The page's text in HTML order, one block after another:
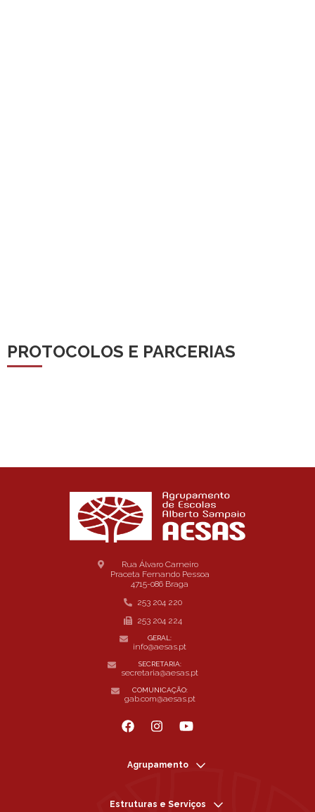
PROTOCOLOS E PARCERIAS
Rua Álvaro Carneiro
Praceta Fernando Pessoa
4715-086 Braga
253 204 220
253 204 224
GERAL:
info@aesas.pt
SECRETARIA:
secretaria@aesas.pt
COMUNICAÇÃO:
gab.com@aesas.pt
Agrupamento
Estruturas e Serviços